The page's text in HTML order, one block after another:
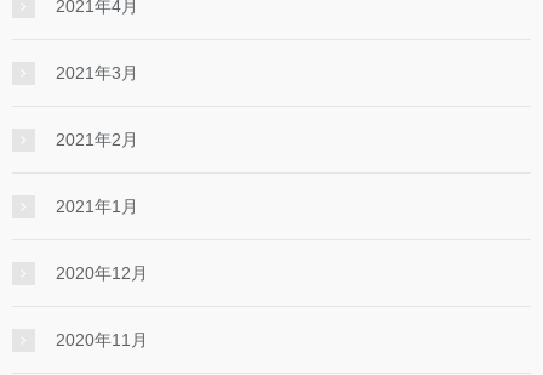
2021年4月
2021年3月
2021年2月
2021年1月
2020年12月
2020年11月